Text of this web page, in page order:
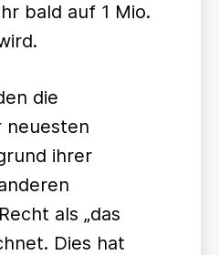
bald auf 1 Mio.
die
neuesten
ihrer
als „das
Dies hat